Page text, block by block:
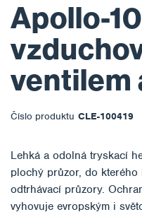
Apollo-
ventilem
Číslo produktu CLE-100419
Lehká a odolná tryskací
plochý průzor, do
odtrhávací průzory.
vyhovuje evropským i